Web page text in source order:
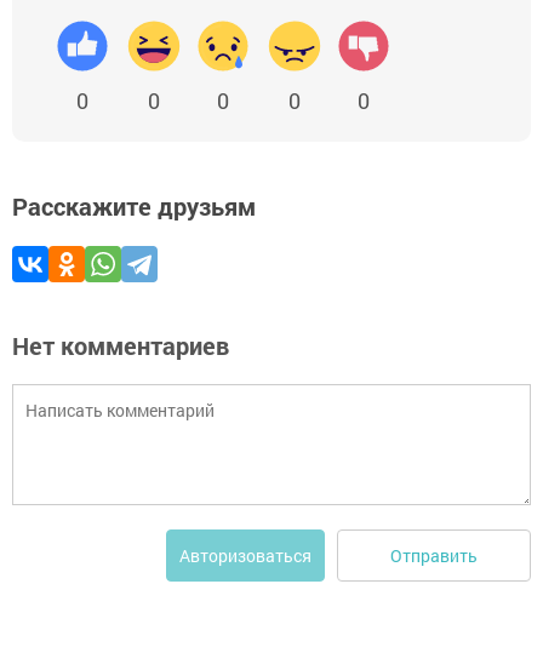
0 0 0 0 0
Расскажите друзьям
Нет комментариев
Авторизоваться Отправить